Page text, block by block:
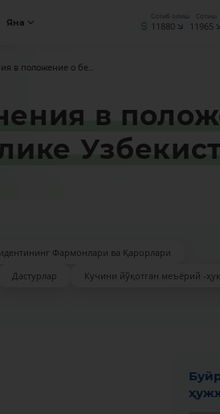
Яна
Сотиб олиш
11880
Сотиш
11965
в положение о бе...
в
Фармонлари ва Қарорлари
Дастурлар
Кучини йўқотган меъёрий -